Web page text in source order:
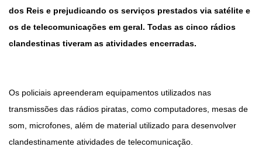
dos Reis e prejudicando os serviços prestados via satélite e
os de telecomunicações em geral. Todas as cinco rádios
clandestinas tiveram as atividades encerradas.
Os policiais apreenderam equipamentos utilizados nas
transmissões das rádios piratas, como computadores, mesas de
som, microfones, além de material utilizado para desenvolver
clandestinamente atividades de telecomunicação.